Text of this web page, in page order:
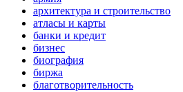
архитектура и строительство
атласы и карты
банки и кредит
бизнес
биография
биржа
благотворительность